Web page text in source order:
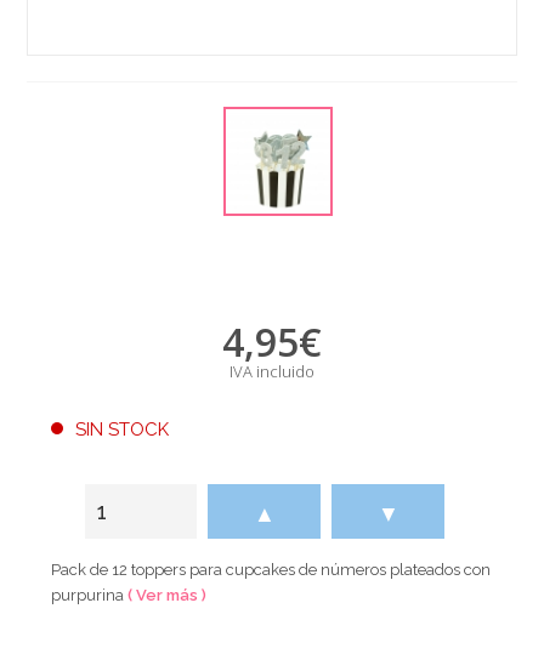
4,95€
IVA incluido
SIN STOCK
▲ ▼
Pack de 12 toppers para cupcakes de números plateados con
purpurina( Ver más )